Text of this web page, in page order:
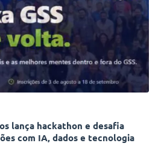
lança hackathon e desafia
com IA, dados e tecnologia